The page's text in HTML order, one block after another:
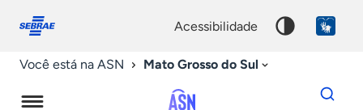
conosco
acessibilidade
Você está na ASN Mato Grosso do Sul
Dados
para